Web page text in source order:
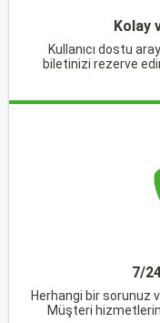
Kolay
Kullanıcı dostu
biletinizi rezerve
7/
Herhangi bir sorunuz
Müşteri